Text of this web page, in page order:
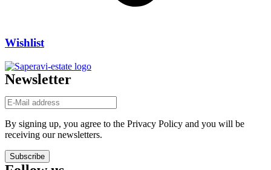
Wishlist
Newsletter
By signing up, you agree to the Privacy Policy and you will be
receiving our newsletters.
Subscribe